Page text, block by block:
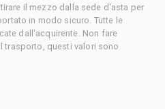
il mezzo dalla sede d'asta per
in modo sicuro. Tutte le
dall'acquirente. Non fare
trasporto, questi valori sono